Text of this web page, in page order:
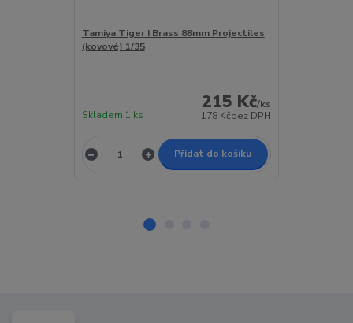
Tamiya Tiger I Brass 88mm Projectiles
(kovové) 1/35
215 Kč/ks
178 Kčbez DPH
Skladem 1 ks
Přidat do košíku